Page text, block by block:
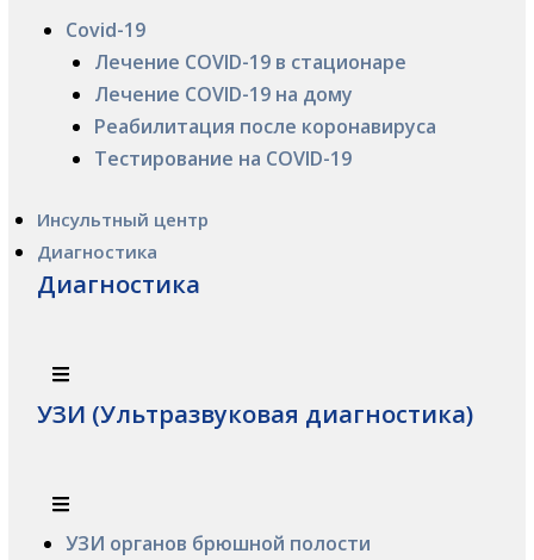
Covid-19
Лечение COVID-19 в стационаре
Лечение COVID-19 на дому
Реабилитация после коронавируса
Тестирование на COVID-19
Инсультный центр
Диагностика
Диагностика
УЗИ (Ультразвуковая диагностика)
УЗИ органов брюшной полости